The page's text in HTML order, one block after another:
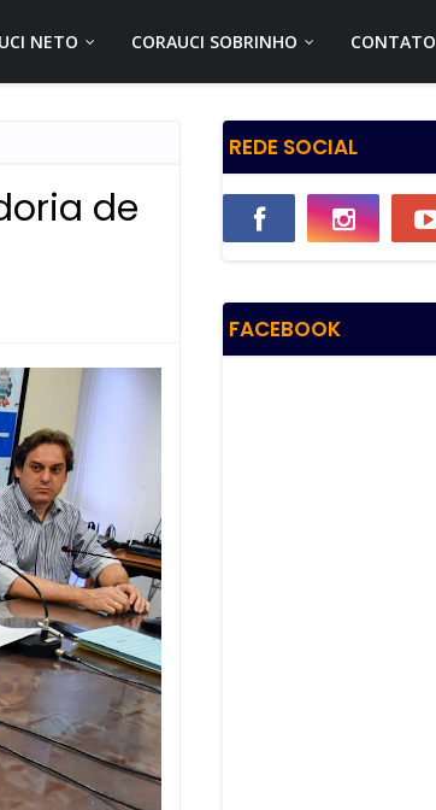
NETO CORAUCI SOBRINHO CONTATO
de
REDE SOCIAL
FACEBOOK